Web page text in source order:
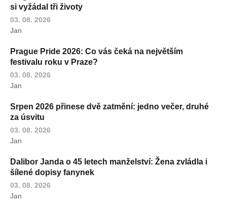
si vyžádal tři životy
03. 08. 2026
Jan
Prague Pride 2026: Co vás čeká na největším
festivalu roku v Praze?
03. 08. 2026
Jan
Srpen 2026 přinese dvě zatmění: jedno večer, druhé
za úsvitu
03. 08. 2026
Jan
Dalibor Janda o 45 letech manželství: Žena zvládla i
šílené dopisy fanynek
03. 08. 2026
Jan